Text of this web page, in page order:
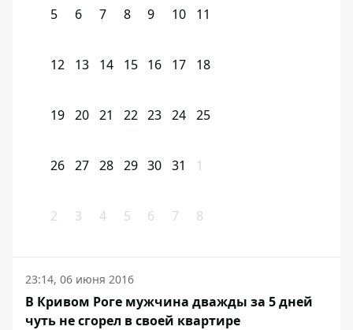
5 6 7 8 9 10 11
12 13 14 15 16 17 18
19 20 21 22 23 24 25
26 27 28 29 30 31 1
2 3 4 5 6 7 8
23:14, 06 июня 2016
В Кривом Роге мужчина дважды за 5 дней
чуть не сгорел в своей квартире